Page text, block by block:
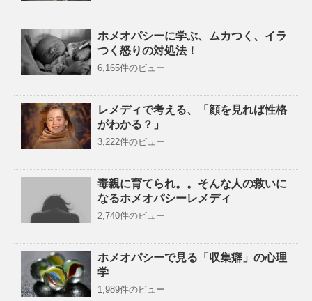
ホメオパシーに学ぶ、ムカつく、イラ
つく怒りの対処法！
6,165件のビュー
レメディで考える、「顔を見れば性格
がわかる？」
3,222件のビュー
毒親に育てられ。。そんな人の救いに
なるホメオパシーレメディ
2,740件のビュー
ホメオパシーで見る「収集癖」の心理
学
1,989件のビュー